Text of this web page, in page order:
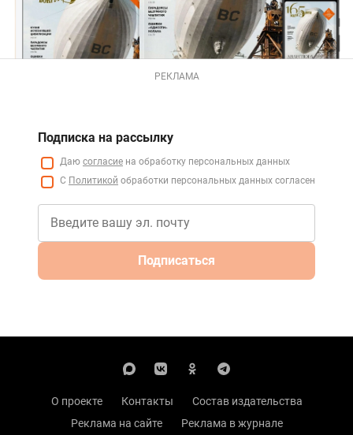
РЕКЛАМА
Подписка на рассылку
Даю согласие на обработку персональных данных
С Политикой обработки персональных данных согласен
Подписаться
О проекте Контакты
Состав издательства
Реклама на сайте
Реклама в журнале